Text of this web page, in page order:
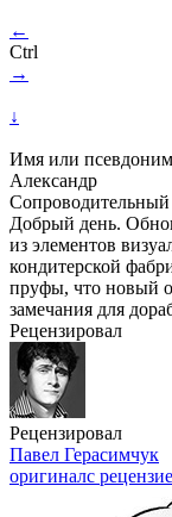
←
Ctrl
→
↓
Имя или псевдоним
Александр
Сопроводительный
Добрый день.
из элементов
кондитерской
пруфы, что новый
замечания для
Рецензировал
Рецензировал
Павел Герасимчук
оригиналс